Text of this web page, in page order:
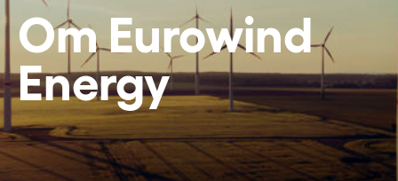
Om Eurowind
Energy